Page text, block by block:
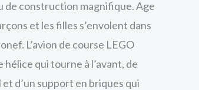
de construction magnifique. Age
et les filles s’envolent dans
L’avion de course LEGO
qui tourne à l’avant, de
d’un support en briques qui